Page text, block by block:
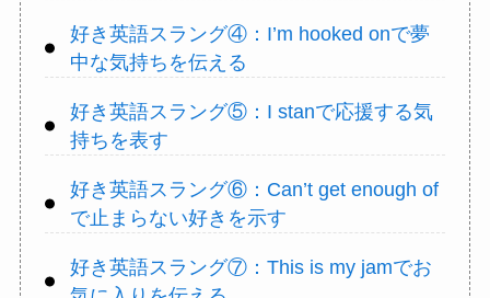
好き英語スラング④：I’m hooked onで夢
中な気持ちを伝える
好き英語スラング⑤：I stanで応援する気
持ちを表す
好き英語スラング⑥：Can’t get enough of
で止まらない好きを示す
好き英語スラング⑦：This is my jamでお